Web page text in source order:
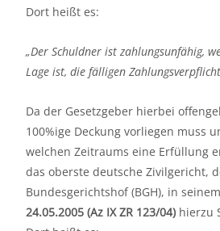
Dort heißt es:
„Der Schuldner ist zahlungsunfähig,
Lage ist, die fälligen
Da der Gesetzgeber hierbei
100%ige Deckung vorliegen muss
welchen Zeitraums eine Erfüllung
das oberste deutsche Zivilgericht,
Bundesgerichtshof (BGH), in seinem
24.05.2005 (Az IX ZR 123/04) hierzu